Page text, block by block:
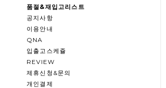
품절&재입고리스트
공지사항
이용안내
QNA
입출고스케쥴
REVIEW
제휴신청&문의
개인결제